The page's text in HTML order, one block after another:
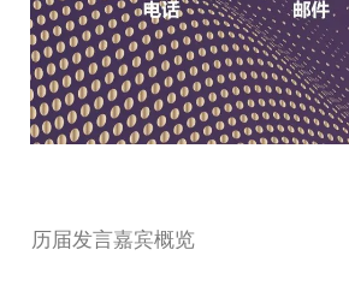
历届发言嘉宾概览